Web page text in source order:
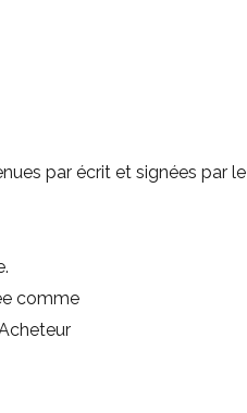
par écrit et signées par le
comme